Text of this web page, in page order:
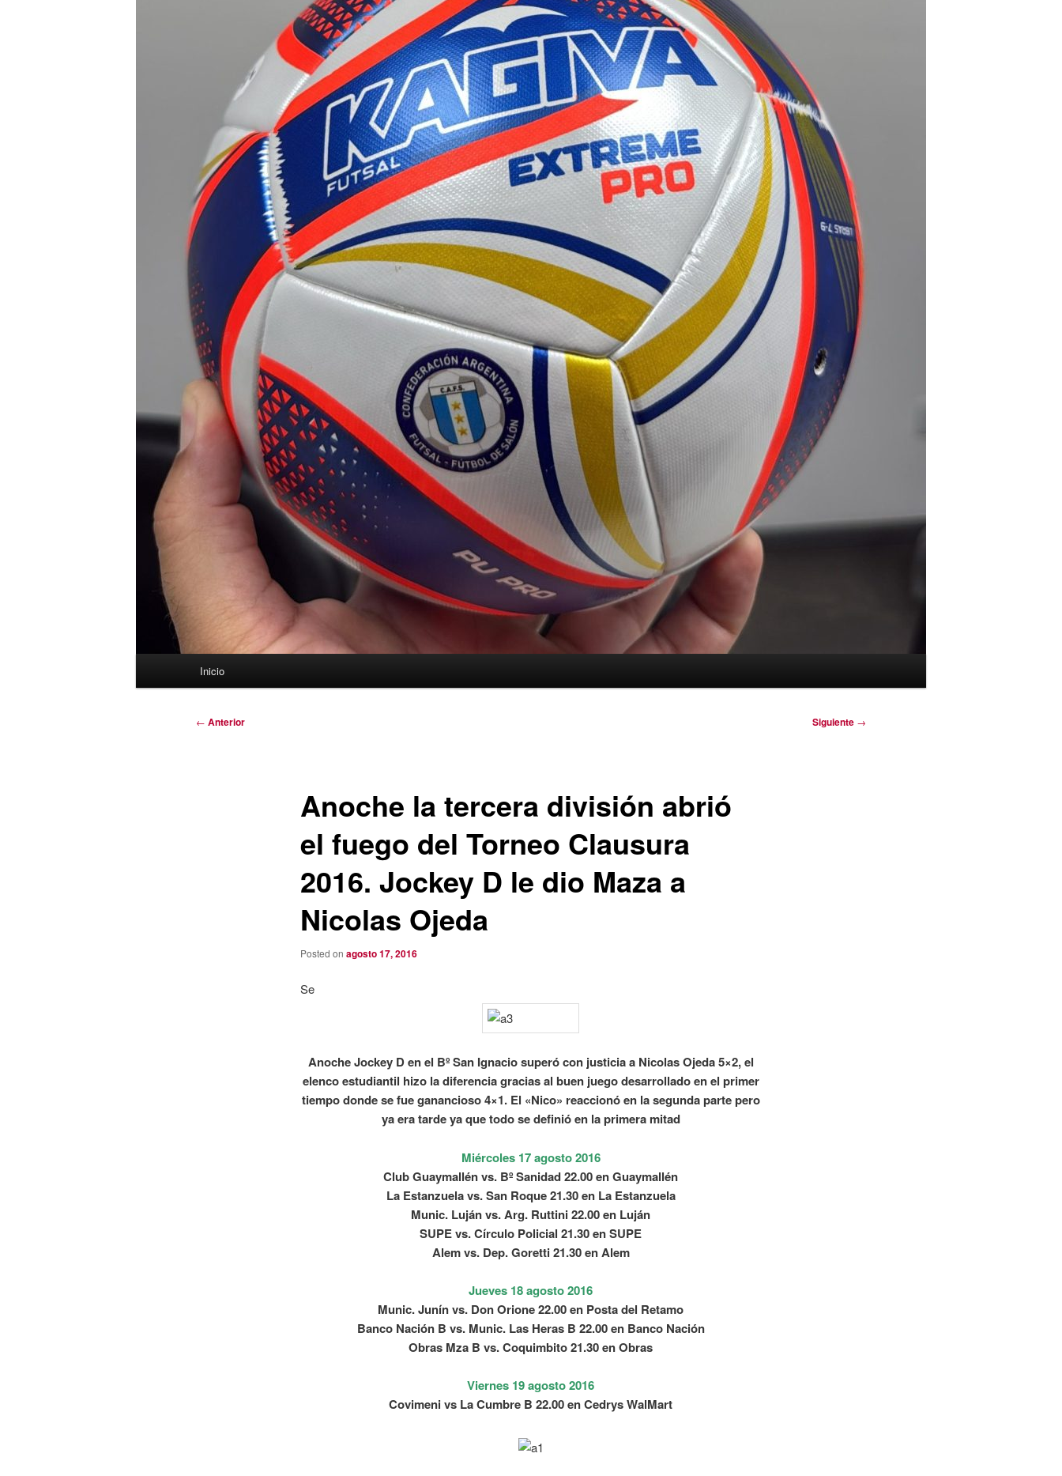
Inicio
Navegación
← Anterior Siguiente →
Anoche la tercera división abrió
el fuego del Torneo Clausura
2016. Jockey D le dio Maza a
Nicolas Ojeda
Posted on agosto 17, 2016
Se
Anoche Jockey D en el Bº San Ignacio superó con justicia a Nicolas Ojeda 5×2, el
elenco estudiantil hizo la diferencia gracias al buen juego desarrollado en el primer
tiempo donde se fue ganancioso 4×1. El «Nico» reaccionó en la segunda parte pero
ya era tarde ya que todo se definió en la primera mitad
Miércoles 17 agosto 2016
Club Guaymallén vs. Bº Sanidad 22.00 en Guaymallén
La Estanzuela vs. San Roque 21.30 en La Estanzuela
Munic. Luján vs. Arg. Ruttini 22.00 en Luján
SUPE vs. Círculo Policial 21.30 en SUPE
Alem vs. Dep. Goretti 21.30 en Alem
Jueves 18 agosto 2016
Munic. Junín vs. Don Orione 22.00 en Posta del Retamo
Banco Nación B vs. Munic. Las Heras B 22.00 en Banco Nación
Obras Mza B vs. Coquimbito 21.30 en Obras
Viernes 19 agosto 2016
Covimeni vs La Cumbre B 22.00 en Cedrys WalMart